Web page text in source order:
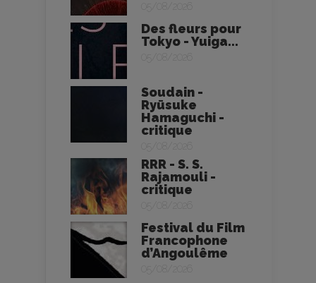
05/08/2026
Des fleurs pour
Tokyo - Yuiga...
05/08/2026
Soudain -
Ryūsuke
Hamaguchi -
critique
05/08/2026
RRR - S. S.
Rajamouli -
critique
05/08/2026
Festival du Film
Francophone
d’Angoulême
05/08/2026